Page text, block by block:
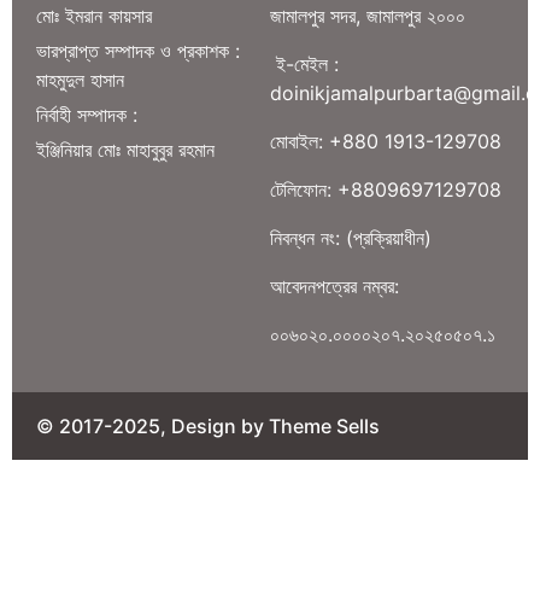
মোঃ ইমরান কায়সার
ভারপ্রাপ্ত সম্পাদক ও প্রকাশক :
মাহমুদুল হাসান
নির্বাহী সম্পাদক :
ইঞ্জিনিয়ার মোঃ মাহাবুবুর রহমান
জামালপুর সদর, জামালপুর ২০০০
ই-মেইল :
মোবাইল: +880 1913-129708
টেলিফোন: +8809697129708
নিবন্ধন নং: (প্রক্রিয়াধীন)
আবেদনপত্রের নম্বর:
০০৬০২০.০০০০২০৭.২০২৫০৫০৭.১
© 2017-2025, Design by Theme Sells